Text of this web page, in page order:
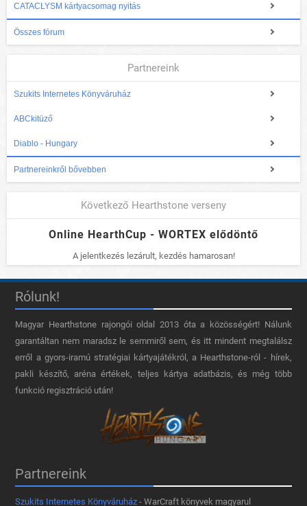
CATACLYSM kártyacsomag nyitás
Összes fórum
Partnereink
Szukits Internetes Könyváruház
ABCkitüző
Diablo - Hungary
Partnereinkről bővebben
Következő Hearthstone verseny
Online HearthCup - WORTEX elődöntő
A jelentkezés lezárult, kezdés hamarosan!
Rólunk!
Magyar Hearthstone​ rajongói oldal 2013 óta a közösségért! Nálunk
garantáltan nem maradsz le semmiről sem, és itt mindent megtalálsz
erről a gyors-iramú stratégiai kártyajátékról, a Hearthstone-ról - hírek,
pakli készítő, aréna értékek, teljes kártya adatbázis, és még több
funkció regisztráció után!
Partnereink
Szukits Internetes Könyváruház - WarCraft könyvek magyarul